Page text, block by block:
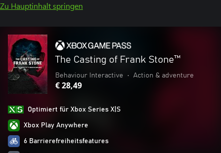
Zu Hauptinhalt springen
The Casting of Frank Stone™
Behaviour Interactive • Action & adventure
€ 28,49
Optimiert für Xbox Series X|S
Xbox Play Anywhere
6 Barrierefreiheitsfeatures